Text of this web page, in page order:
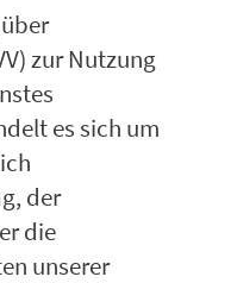
zur Nutzung
es sich um
der
die
unserer